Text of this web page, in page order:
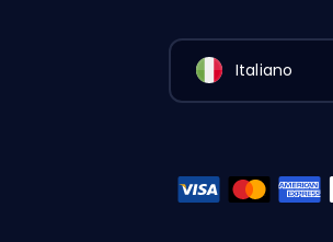
Italiano